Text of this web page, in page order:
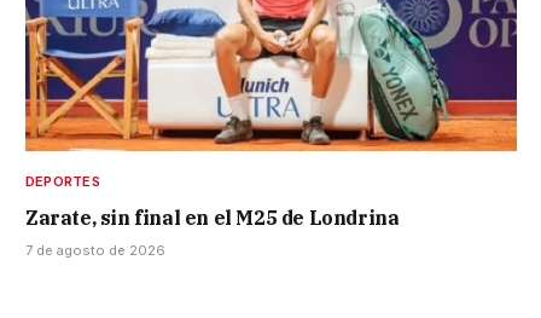
DEPORTES
Zarate, sin final en el M25 de Londrina
7 de agosto de 2026